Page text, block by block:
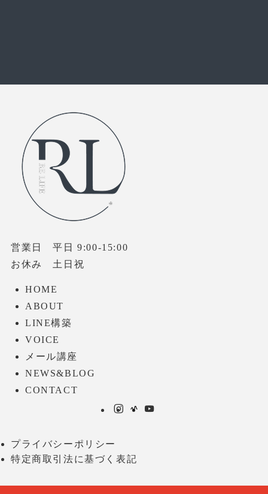
営業日 平日 9:00-15:00
お休み 土日祝
HOME
ABOUT
LINE構築
VOICE
メール講座
NEWS&BLOG
CONTACT
プライバシーポリシー
特定商取引法に基づく表記